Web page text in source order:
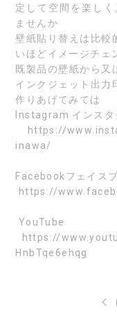
定して空間を楽し
ませんか
壁紙貼り替えは比較
いほどイメージチェ
既製品の壁紙から又
インクジェット出力
作りあげてみては
Instagram インスタ
https://
inawa/
Facebookフェイス
https://
YouTube
https://
HnbTqe6ehqg